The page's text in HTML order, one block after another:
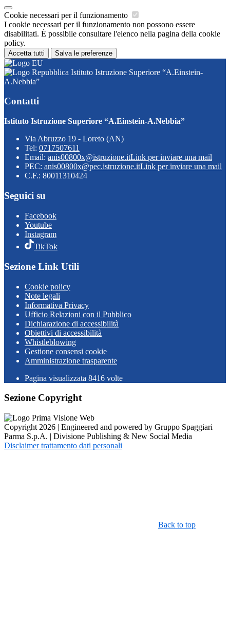
Cookie necessari per il funzionamento
I cookie necessari per il funzionamento non possono essere
disabilitati. È possibile consultare l'elenco nella pagina della cookie
policy.
Accetta tutti Salva le preferenze
Istituto Istruzione Superiore “A.Einstein-
A.Nebbia”
Contatti
Istituto Istruzione Superiore “A.Einstein-A.Nebbia”
Via Abruzzo 19 - Loreto (AN)
Tel: 0717507611
Email: anis00800x@istruzione.itLink per inviare una mail
PEC: anis00800x@pec.istruzione.itLink per inviare una mail
C.F.: 80011310424
Seguici su
Facebook
Youtube
Instagram
TikTok
Sezione Link Utili
Cookie policy
Note legali
Informativa Privacy
Ufficio Relazioni con il Pubblico
Dichiarazione di accessibilità
Obiettivi di accessibilità
Whistleblowing
Gestione consensi cookie
Amministrazione trasparente
Pagina visualizzata 8416 volte
Sezione Copyright
Copyright 2026 | Engineered and powered by Gruppo Spaggiari
Parma S.p.A. | Divisione Publishing & New Social Media
Disclaimer trattamento dati personali
Back to top